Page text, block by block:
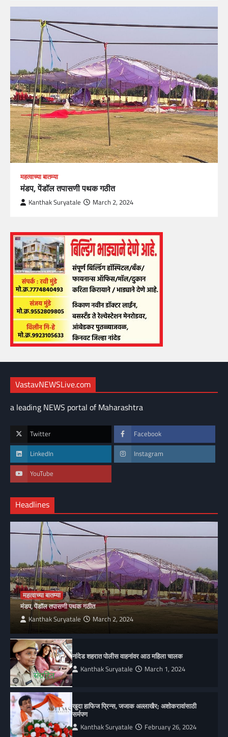
महत्वाच्या बातम्या
मंडप, पेंडॉल तपासणी पथक गठीत
Kanthak Suryatale March 2, 2024
VastavNEWSLive.com
a leading NEWS portal of Maharashtra
Twitter Facebook
LinkedIn Instagram
YouTube
Headlines
महत्वाच्या बातम्या
मंडप, पेंडॉल तपासणी पथक गठीत
Kanthak Suryatale March 2, 2024
नांदेड शहरात पोलीस वाहनांवर आठ महिला चालक
Kanthak Suryatale March 1, 2024
खुदा हाफिज प्रिन्स, जजाक अल्लाखैर; अशोकरावांसाठी
सर्मपण
Kanthak Suryatale February 26, 2024